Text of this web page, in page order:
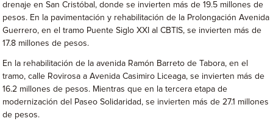
drenaje en San Cristóbal, donde se invierten más de 19.5 millones de
pesos. En la pavimentación y rehabilitación de la Prolongación Avenida
Guerrero, en el tramo Puente Siglo XXI al CBTIS, se invierten más de
17.8 millones de pesos.
En la rehabilitación de la avenida Ramón Barreto de Tabora, en el
tramo, calle Rovirosa a Avenida Casimiro Liceaga, se invierten más de
16.2 millones de pesos. Mientras que en la tercera etapa de
modernización del Paseo Solidaridad, se invierten más de 27.1 millones
de pesos.